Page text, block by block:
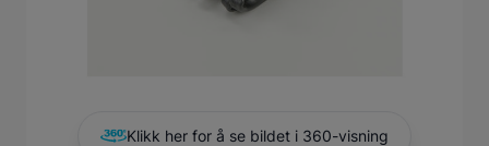
Klikk her for å se bildet i 360-visning